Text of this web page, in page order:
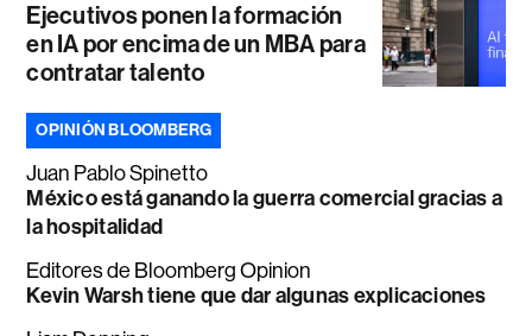
Ejecutivos ponen la formación
en IA por encima de un MBA para
contratar talento
OPINIÓN BLOOMBERG
Juan Pablo Spinetto
México está ganando la guerra comercial gracias a
la hospitalidad
Editores de Bloomberg Opinion
Kevin Warsh tiene que dar algunas explicaciones